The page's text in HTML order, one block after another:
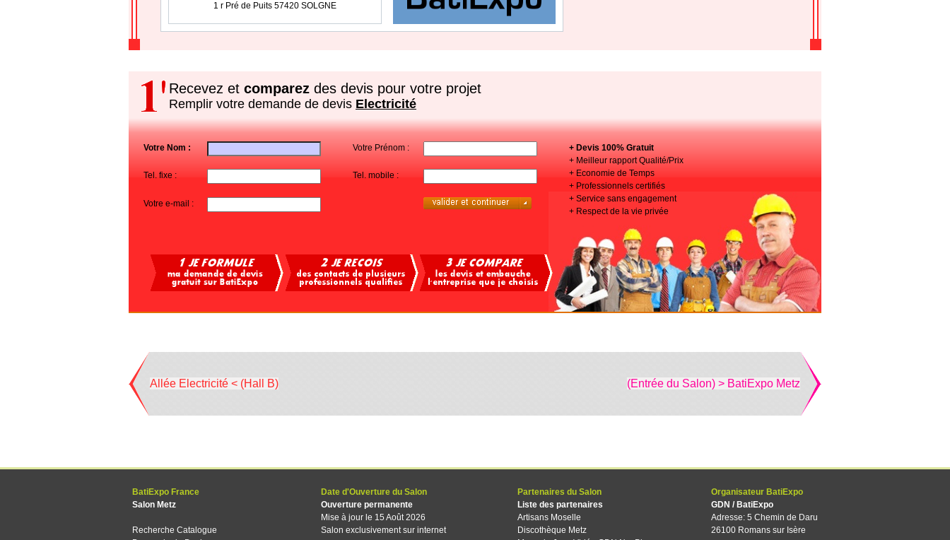
1 r Pré de Puits 57420 SOLGNE
Recevez et comparez des devis pour votre projet
Remplir votre demande de devis Electricité
Votre Nom : Votre Prénom :
+ Devis 100% Gratuit
+ Meilleur rapport Qualité/Prix
+ Economie de Temps
+ Professionnels certifiés
+ Service sans engagement
+ Respect de la vie privée
Tel. fixe : Tel. mobile :
Votre e-mail :
Allée Electricité < (Hall B) (Entrée du Salon) > BatiExpo Metz
BatiExpo France
Salon Metz
Recherche Catalogue
Date d'Ouverture du Salon
Ouverture permanente
Mise à jour le 15 Août 2026
Salon exclusivement sur internet
Partenaires du Salon
Liste des partenaires
Artisans Moselle
Discothèque Metz
Organisateur BatiExpo
GDN / BatiExpo
Adresse: 5 Chemin de Daru
26100 Romans sur Isère